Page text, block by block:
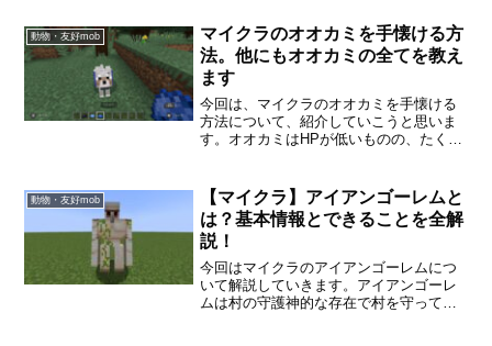
報、攻撃方法などを一緒に確認していき
ましょう。
動物・友好mob
マイクラのオオカミを手懐ける方
法。他にもオオカミの全てを教え
ます
今回は、マイクラのオオカミを手懐ける
方法について、紹介していこうと思いま
す。オオカミはHPが低いものの、たくさ
買うこともできるので愛着が湧いたりも
しちゃいます。オオカミを手懐ける方
法、オオカミの基本情報などを詳しく紹
介していきます！
動物・友好mob
【マイクラ】アイアンゴーレムと
は？基本情報とできることを全解
説！
今回はマイクラのアイアンゴーレムにつ
いて解説していきます。アイアンゴーレ
ムは村の守護神的な存在で村を守ってく